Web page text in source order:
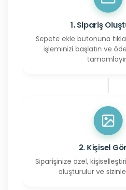
1. Sipariş
Sepete ekle butonuna
işleminizi başlatın ve
2. Kişisel
Siparişinize özel,
oluşturulur ve sizinle